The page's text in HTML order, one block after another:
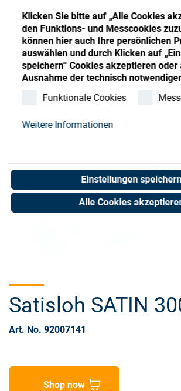
Klicken Sie bitte auf „Alle Cookies
den Funktions- und Messcookies
können hier auch Ihre persönlichen
auswählen und durch Klicken auf
speichern“ Cookies akzeptieren
Ausnahme der technisch
Funktionale Cookies
Weitere Informationen
Einstellungen speichern
Alle Cookies
Kontakt
Satisloh SATIN
Art. No. 92007141
Shop now